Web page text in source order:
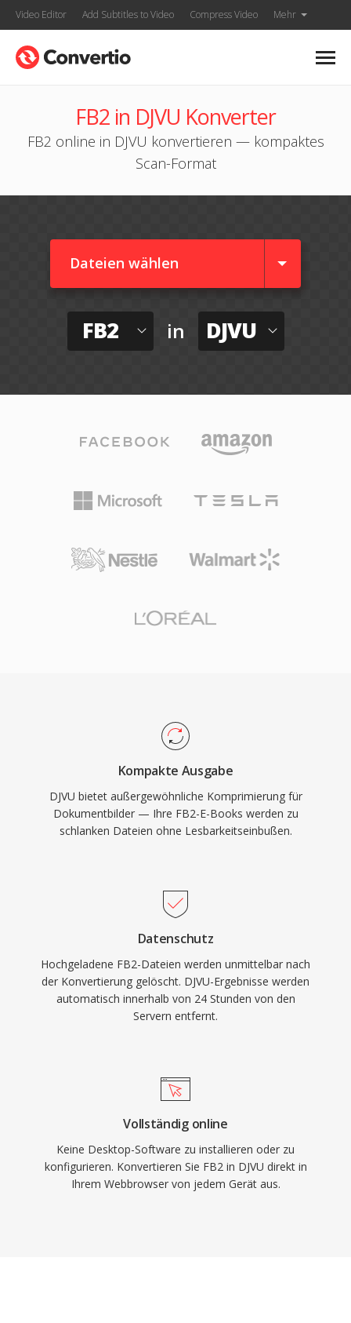
Video Editor Add Subtitles to Video Compress Video Mehr
FB2 in DJVU Konverter
FB2 online in DJVU konvertieren — kompaktes
Scan-Format
Dateien wählen
FB2 in DJVU
Kompakte Ausgabe
DJVU bietet außergewöhnliche Komprimierung für
Dokumentbilder — Ihre FB2-E-Books werden zu
schlanken Dateien ohne Lesbarkeitseinbußen.
Datenschutz
Hochgeladene FB2-Dateien werden unmittelbar nach
der Konvertierung gelöscht. DJVU-Ergebnisse werden
automatisch innerhalb von 24 Stunden von den
Servern entfernt.
Vollständig online
Keine Desktop-Software zu installieren oder zu
konfigurieren. Konvertieren Sie FB2 in DJVU direkt in
Ihrem Webbrowser von jedem Gerät aus.